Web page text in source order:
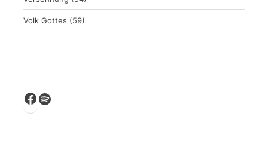
Volk Gottes (59)
Facebook
Spotify